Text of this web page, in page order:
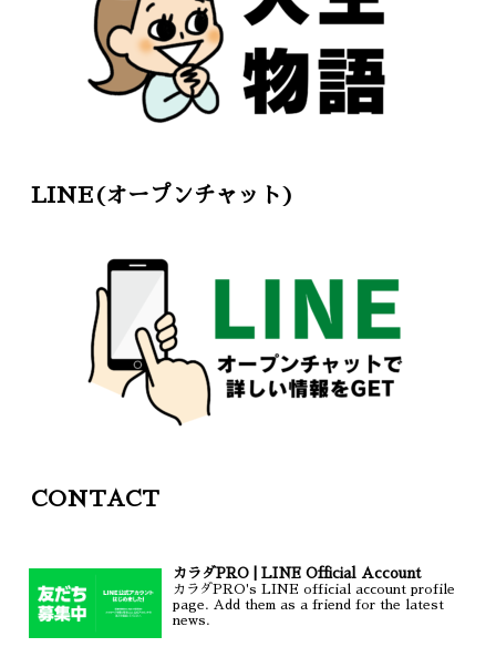
LINE(オープンチャット)
CONTACT
カラダPRO | LINE Official Account
カラダPRO's LINE official account profile
page. Add them as a friend for the latest
news.